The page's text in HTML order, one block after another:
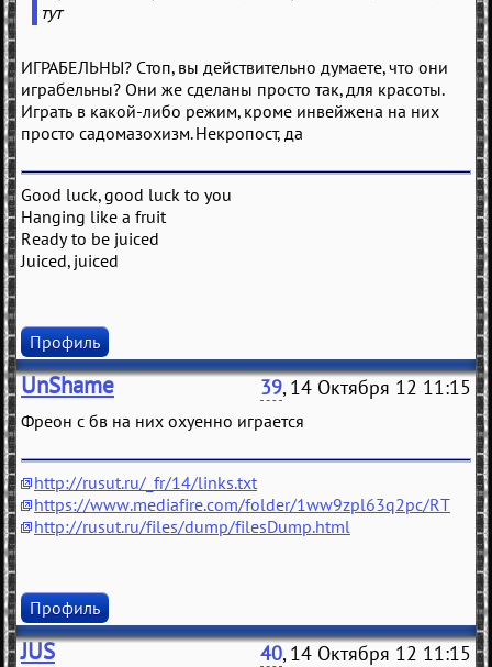
тут
ИГРАБЕЛЬНЫ? Стоп, вы действительно думаете, что они
играбельны? Они же сделаны просто так, для красоты.
Играть в какой-либо режим, кроме инвейжена на них
просто садомазохизм. Некропост, да
Good luck, good luck to you
Hanging like a fruit
Ready to be juiced
Juiced, juiced
Профиль
UnShame 39, 14 Октября 12 11:15
Фреон с бв на них охуенно играется
http://rusut.ru/_fr/14/links.txt
https://www.mediafire.com/folder/1ww9zpl63q2pc/RT
http://rusut.ru/files/dump/filesDump.html
Профиль
JUS 40, 14 Октября 12 11:15